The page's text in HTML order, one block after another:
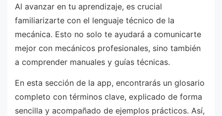
Al avanzar en tu aprendizaje, es crucial
familiarizarte con el lenguaje técnico de la
mecánica. Esto no solo te ayudará a comunicarte
mejor con mecánicos profesionales, sino también
a comprender manuales y guías técnicas.
En esta sección de la app, encontrarás un glosario
completo con términos clave, explicado de forma
sencilla y acompañado de ejemplos prácticos. Así,